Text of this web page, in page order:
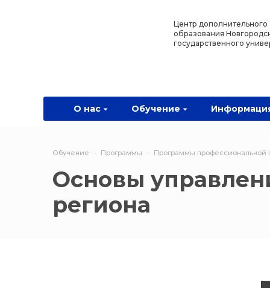
О нас Обучение
Программы
колледж
Мероприятия
Центр дополнительного
образования
государственного
Обучение Программы Программы профессиональной
Основы
региона